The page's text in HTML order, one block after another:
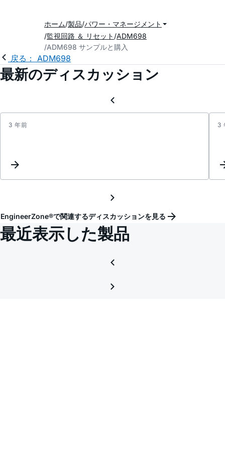
ホーム 製品 パワー・マネージメント
監視回路 ＆ リセット ADM698
ADM698 サンプルと購入
戻る： ADM698
最新のディスカッション
3 年前 3
EngineerZone®で関連するディスカッションを見る
最近表示した製品